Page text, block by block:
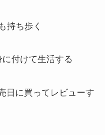
持ち歩く
付けて生活する
日に買ってレビューす